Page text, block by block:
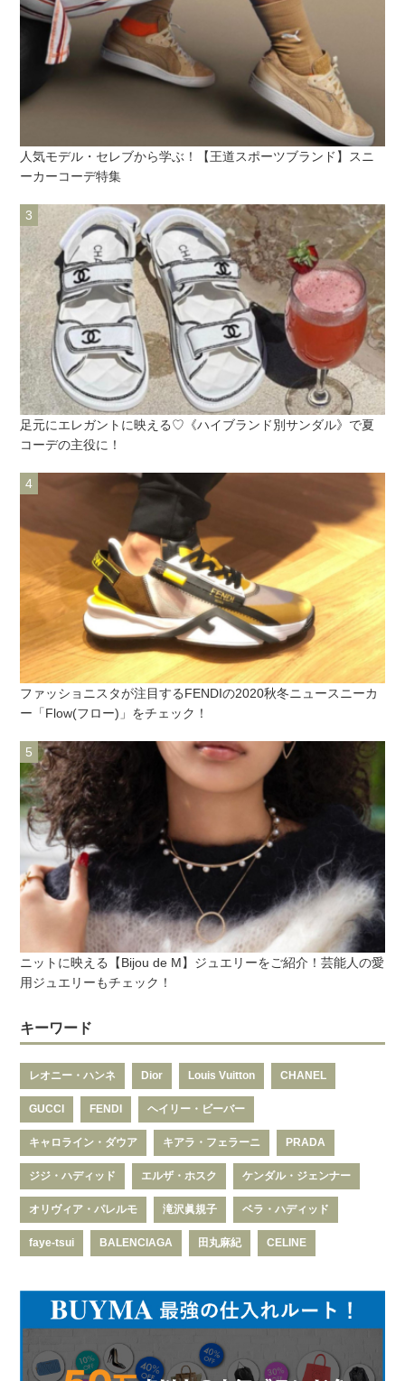
人気モデル・セレブから学ぶ！【王道スポーツブランド】スニ
ーカーコーデ特集
足元にエレガントに映える♡《ハイブランド別サンダル》で夏
コーデの主役に！
ファッショニスタが注目するFENDIの2020秋冬ニュースニーカ
ー「Flow(フロー)」をチェック！
ニットに映える【Bijou de M】ジュエリーをご紹介！芸能人の愛
用ジュエリーもチェック！
キーワード
レオニー・ハンネ Dior Louis Vuitton CHANEL
GUCCI FENDI ヘイリー・ビーバー
キャロライン・ダウア キアラ・フェラーニ PRADA
ジジ・ハディッド エルザ・ホスク ケンダル・ジェンナー
オリヴィア・パレルモ 滝沢眞規子 ベラ・ハディッド
faye-tsui BALENCIAGA 田丸麻紀 CELINE